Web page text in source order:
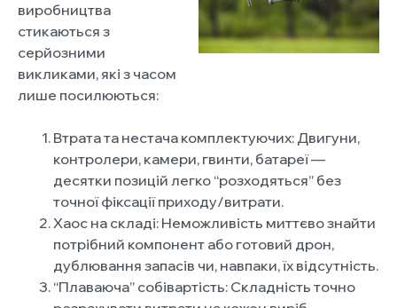
виробництва
стикаються з
серйозними
викликами, які з часом
лише посилюються:
Втрата та нестача комплектуючих: Двигуни,
контролери, камери, гвинти, батареї —
десятки позицій легко “розходяться” без
точної фіксації приходу/витрати.
Хаос на складі: Неможливість миттєво знайти
потрібний компонент або готовий дрон,
дублювання запасів чи, навпаки, їх відсутність.
“Плаваюча” собівартість: Складність точно